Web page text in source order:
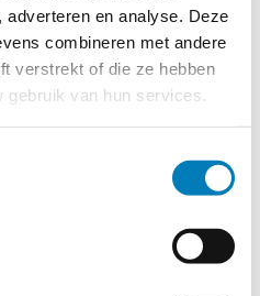
en analyse. Deze
combineren met andere
verstrekt of die ze hebben
gebruik van hun services.
-Disclaimer-Privacy Policy-
contact gegevens